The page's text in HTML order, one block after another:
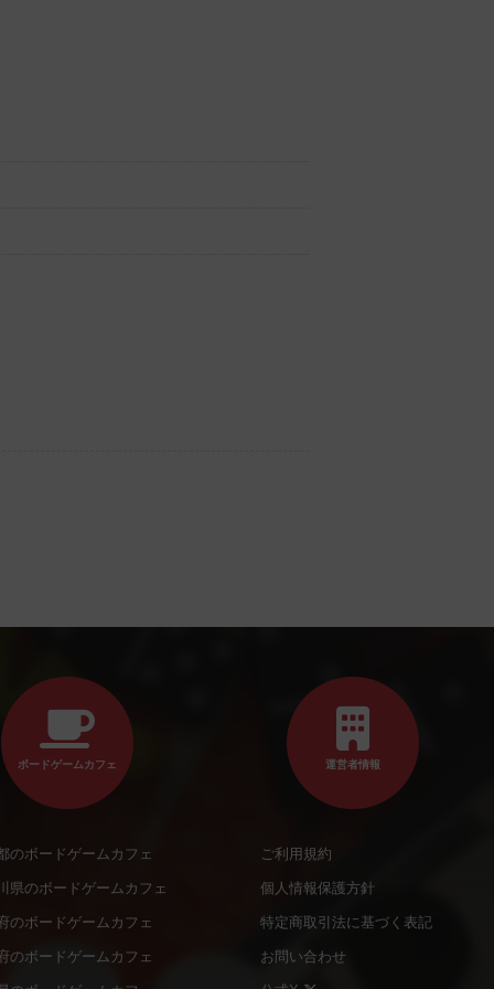
ボードゲームカフェ
のボードゲームカフェ
県のボードゲームカフェ
のボードゲームカフェ
のボードゲームカフェ
運営者情報
ご利用規約
個人情報保護方針
特定商取引法に基づく表記
お問い合わせ